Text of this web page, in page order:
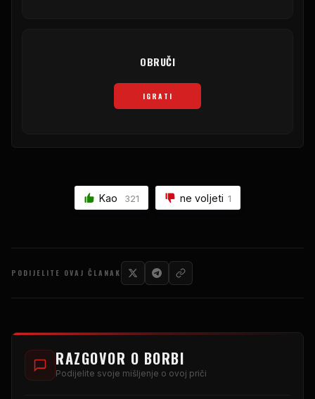
OBRUČI
IGRATI
Kao 321 ne voljeti 1
PODIJELITE OVAJ ČLANAK
RAZGOVOR O BORBI
Podijelite svoje mišljenje o ovoj priči